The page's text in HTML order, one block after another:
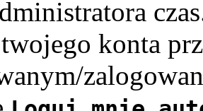
konta